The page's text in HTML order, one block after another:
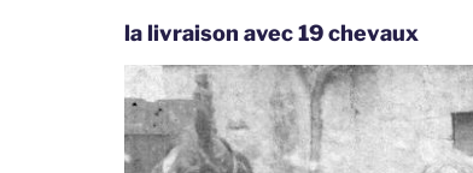
la livraison avec 19 chevaux